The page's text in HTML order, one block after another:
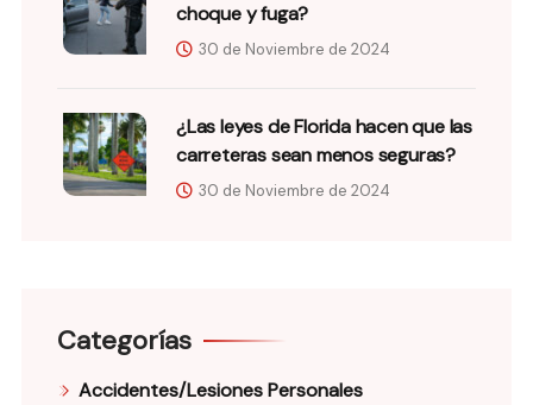
choque y fuga?
30 de Noviembre de 2024
¿Las leyes de Florida hacen que las
carreteras sean menos seguras?
30 de Noviembre de 2024
Categorías
Accidentes/Lesiones Personales